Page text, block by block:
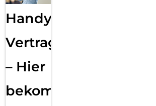
Handy
Vertragsabwicklung
– Hier
bekommst